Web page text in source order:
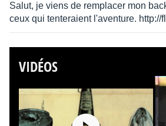
Autres dénominations :
Distribué parAlgam / La boîte
Salut, je viens de remplacer mon
ceux qui tenteraient l'aventure.
VIDÉOS